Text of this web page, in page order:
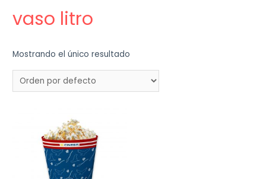
vaso litro
Mostrando el único resultado